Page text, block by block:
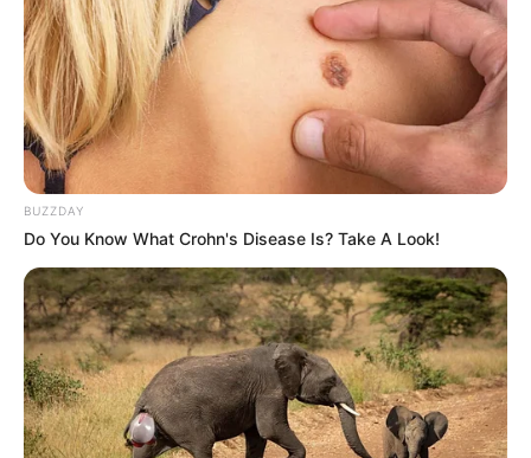
BUZZDAY
Do You Know What Crohn's Disease Is? Take A Look!